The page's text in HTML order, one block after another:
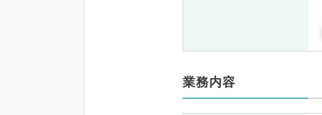
業務内容